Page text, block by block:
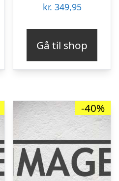
kr. 349,95
Gå til shop
-40%